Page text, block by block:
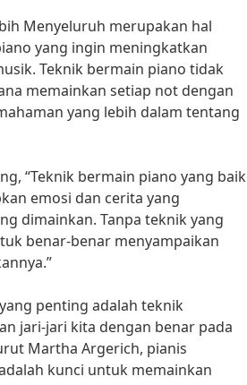
Menyeluruh merupakan hal
yang ingin meningkatkan
Teknik bermain piano tidak
memainkan setiap not dengan
yang lebih dalam tentang
“Teknik bermain piano yang baik
emosi dan cerita yang
dimainkan. Tanpa teknik yang
benar-benar menyampaikan
penting adalah teknik
jari-jari kita dengan benar pada
Martha Argerich, pianis
kunci untuk memainkan